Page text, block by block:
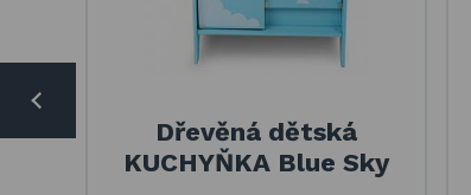
Dřevěná dětská
KUCHYŇKA Blue Sky